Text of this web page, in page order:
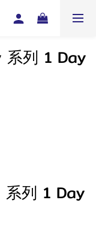
系列 1 Day
系列 1 Day